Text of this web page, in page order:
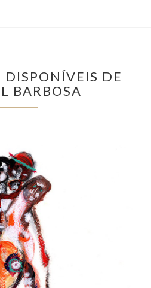
DISPONÍVEIS DE
BARBOSA